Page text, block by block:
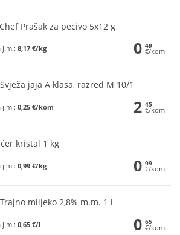
Prašak za pecivo 5x12 g
j.m.: 8,17 €/kg 0 49
€/kom
jaja A klasa, razred M 10/1
j.m.: 0,25 €/kom 2 45
€/kom
kristal 1 kg
j.m.: 0,99 €/kg 0 99
€/kom
mlijeko 2,8% m.m. 1 l
j.m.: 0,65 €/l 0 65
€/kom